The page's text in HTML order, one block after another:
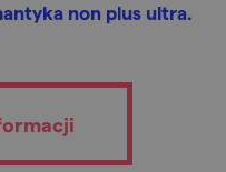
non plus ultra.